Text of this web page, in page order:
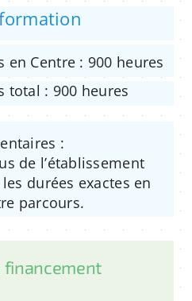
en Centre : 900 heures
total : 900 heures
:
de l’établissement
durées exactes en
parcours.
financement